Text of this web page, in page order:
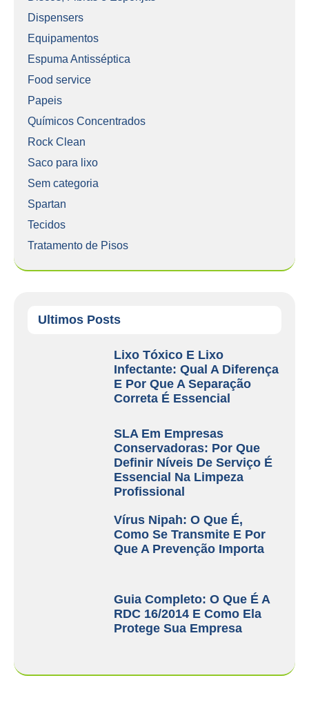
Dispensers
Equipamentos
Espuma Antisséptica
Food service
Papeis
Químicos Concentrados
Rock Clean
Saco para lixo
Sem categoria
Spartan
Tecidos
Tratamento de Pisos
Ultimos Posts
Lixo Tóxico E Lixo
Infectante: Qual A Diferença
E Por Que A Separação
Correta É Essencial
SLA Em Empresas
Conservadoras: Por Que
Definir Níveis De Serviço É
Essencial Na Limpeza
Profissional
Vírus Nipah: O Que É,
Como Se Transmite E Por
Que A Prevenção Importa
Guia Completo: O Que É A
RDC 16/2014 E Como Ela
Protege Sua Empresa